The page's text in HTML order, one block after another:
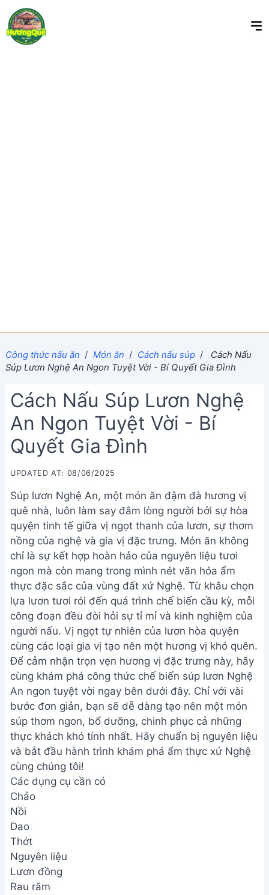
Công thức nấu ăn / Món ăn / Cách nấu súp /
Cách Nấu
Súp Lươn Nghệ An Ngon Tuyệt Vời - Bí Quyết Gia Đình
Cách Nấu Súp Lươn Nghệ
An Ngon Tuyệt Vời - Bí
Quyết Gia Đình
UPDATED AT: 08/06/2025
Súp lươn Nghệ An, một món ăn đậm đà hương vị
quê nhà, luôn làm say đắm lòng người bởi sự hòa
quyện tinh tế giữa vị ngọt thanh của lươn, sự thơm
nồng của nghệ và gia vị đặc trưng. Món ăn không
chỉ là sự kết hợp hoàn hảo của nguyên liệu tươi
ngon mà còn mang trong mình nét văn hóa ẩm
thực đặc sắc của vùng đất xứ Nghệ. Từ khâu chọn
lựa lươn tươi rói đến quá trình chế biến cầu kỳ, mỗi
công đoạn đều đòi hỏi sự tỉ mỉ và kinh nghiệm của
người nấu. Vị ngọt tự nhiên của lươn hòa quyện
cùng các loại gia vị tạo nên một hương vị khó quên.
Để cảm nhận trọn vẹn hương vị đặc trưng này, hãy
cùng khám phá công thức chế biến súp lươn Nghệ
An ngon tuyệt vời ngay bên dưới đây. Chỉ với vài
bước đơn giản, bạn sẽ dễ dàng tạo nên một món
súp thơm ngon, bổ dưỡng, chinh phục cả những
thực khách khó tính nhất. Hãy chuẩn bị nguyên liệu
và bắt đầu hành trình khám phá ẩm thực xứ Nghệ
cùng chúng tôi!
Các dụng cụ cần có
Chảo
Nồi
Dao
Thớt
Nguyên liệu
Lươn đồng
Rau răm